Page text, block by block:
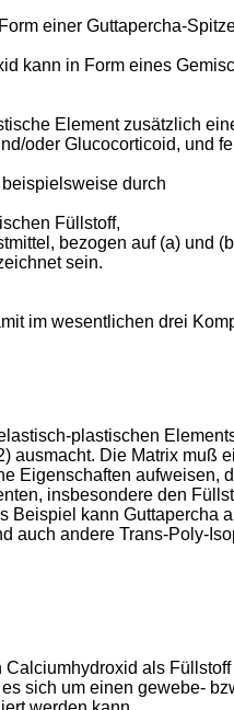
einer Guttapercha-
kann in Form eines
Element zusätzlich
oder Glucocorticoid, und
durch
Füllstoff,
bezogen auf (a) und
sein.
im wesentlichen drei
plastischen
ausmacht. Die Matrix
Eigenschaften
insbesondere den
kann
andere Trans-Poly-
als
sich um einen gewebe-